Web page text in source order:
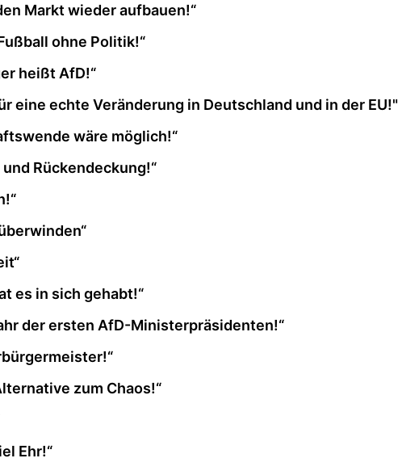
Markt wieder aufbauen!“
ohne Politik!“
heißt AfD!“
eine echte Veränderung in Deutschland und in der EU!"
wäre möglich!“
Rückendeckung!“
es in sich gehabt!“
der ersten AfD-Ministerpräsidenten!“
zum Chaos!“
Ehr!“